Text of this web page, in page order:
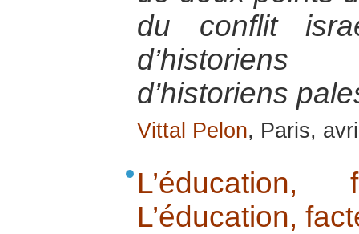
du conflit
d’historiens
Vittal Pelon, Paris,
L’éducation,